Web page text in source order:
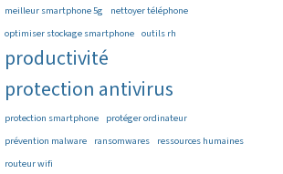
meilleur smartphone 5g
nettoyer téléphone
optimiser stockage smartphone outils rh
productivité
protection antivirus
protection smartphone protéger ordinateur
prévention malware ransomwares ressources humaines
routeur wifi